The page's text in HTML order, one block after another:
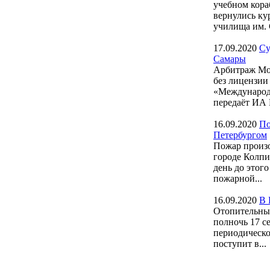
учебном
вернулись
училища им.
17.09.2020
Самары
Арбитраж
без
передаёт
16.09.2020
Петербургом
Пожар
городе
день до
пожарной...
16.09.2020 В
полночь 17
поступит в...